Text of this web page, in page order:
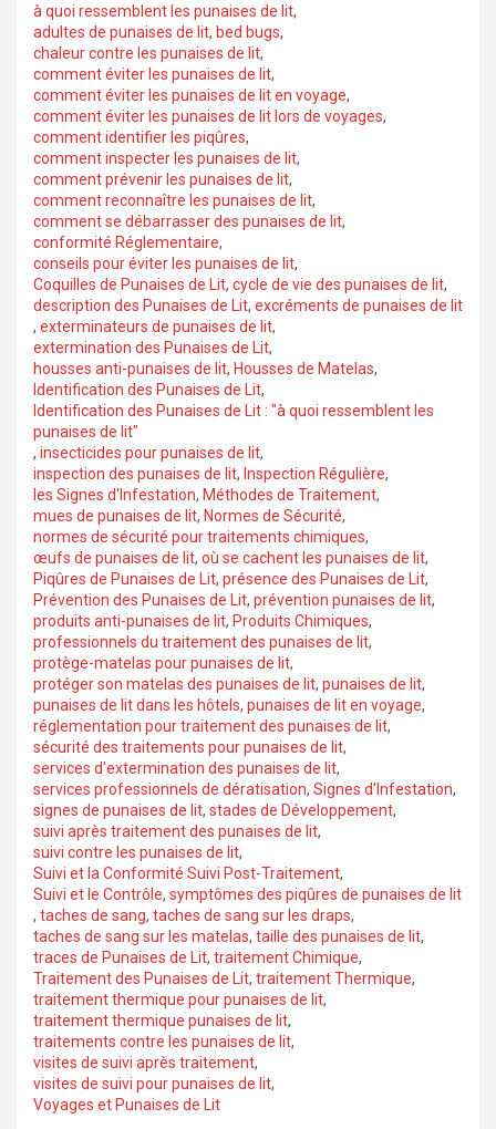
à quoi ressemblent les punaises de lit,
adultes de punaises de lit, bed bugs,
chaleur contre les punaises de lit,
comment éviter les punaises de lit,
comment éviter les punaises de lit en voyage,
comment éviter les punaises de lit lors de voyages,
comment identifier les piqûres,
comment inspecter les punaises de lit,
comment prévenir les punaises de lit,
comment reconnaître les punaises de lit,
comment se débarrasser des punaises de lit,
conformité Réglementaire,
conseils pour éviter les punaises de lit,
Coquilles de Punaises de Lit, cycle de vie des punaises de lit,
description des Punaises de Lit, excréments de punaises de lit
, exterminateurs de punaises de lit,
extermination des Punaises de Lit,
housses anti-punaises de lit, Housses de Matelas,
Identification des Punaises de Lit,
Identification des Punaises de Lit : "à quoi ressemblent les
punaises de lit"
, insecticides pour punaises de lit,
inspection des punaises de lit, Inspection Régulière,
les Signes d'Infestation, Méthodes de Traitement,
mues de punaises de lit, Normes de Sécurité,
normes de sécurité pour traitements chimiques,
œufs de punaises de lit, où se cachent les punaises de lit,
Piqûres de Punaises de Lit, présence des Punaises de Lit,
Prévention des Punaises de Lit, prévention punaises de lit,
produits anti-punaises de lit, Produits Chimiques,
professionnels du traitement des punaises de lit,
protège-matelas pour punaises de lit,
protéger son matelas des punaises de lit, punaises de lit,
punaises de lit dans les hôtels, punaises de lit en voyage,
réglementation pour traitement des punaises de lit,
sécurité des traitements pour punaises de lit,
services d'extermination des punaises de lit,
services professionnels de dératisation, Signes d'Infestation,
signes de punaises de lit, stades de Développement,
suivi après traitement des punaises de lit,
suivi contre les punaises de lit,
Suivi et la Conformité Suivi Post-Traitement,
Suivi et le Contrôle, symptômes des piqûres de punaises de lit
, taches de sang, taches de sang sur les draps,
taches de sang sur les matelas, taille des punaises de lit,
traces de Punaises de Lit, traitement Chimique,
Traitement des Punaises de Lit, traitement Thermique,
traitement thermique pour punaises de lit,
traitement thermique punaises de lit,
traitements contre les punaises de lit,
visites de suivi après traitement,
visites de suivi pour punaises de lit,
Voyages et Punaises de Lit